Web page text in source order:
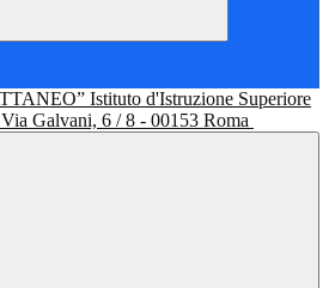
Istituto d'Istruzione Superiore
Via Galvani, 6 / 8 - 00153 Roma